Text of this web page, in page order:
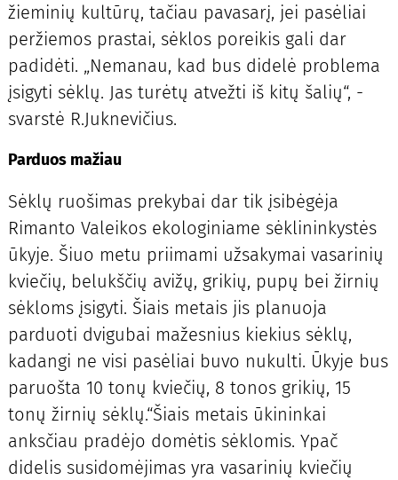
žieminių kultūrų, tačiau pavasarį, jei pasėliai
peržiemos prastai, sėklos poreikis gali dar
padidėti. „Nemanau, kad bus didelė problema
įsigyti sėklų. Jas turėtų atvežti iš kitų šalių“, -
svarstė R.Juknevičius.
Parduos mažiau
Sėklų ruošimas prekybai dar tik įsibėgėja
Rimanto Valeikos ekologiniame sėklininkystės
ūkyje. Šiuo metu priimami užsakymai vasarinių
kviečių, belukščių avižų, grikių, pupų bei žirnių
sėkloms įsigyti. Šiais metais jis planuoja
parduoti dvigubai mažesnius kiekius sėklų,
kadangi ne visi pasėliai buvo nukulti. Ūkyje bus
paruošta 10 tonų kviečių, 8 tonos grikių, 15
tonų žirnių sėklų.“Šiais metais ūkininkai
anksčiau pradėjo domėtis sėklomis. Ypač
didelis susidomėjimas yra vasarinių kviečių